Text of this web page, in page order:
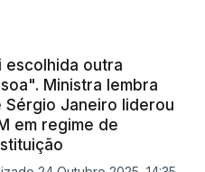
escolhida outra
Ministra lembra
Sérgio Janeiro liderou
em regime de